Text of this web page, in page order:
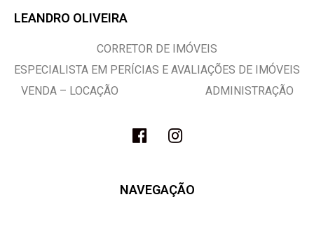
LEANDRO OLIVEIRA
CORRETOR DE IMÓVEIS
ESPECIALISTA EM PERÍCIAS E AVALIAÇÕES DE IMÓVEIS
VENDA – LOCAÇÃO ADMINISTRAÇÃO
NAVEGAÇÃO